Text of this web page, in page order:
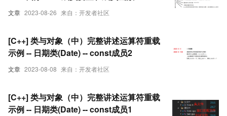
文章 2023-08-26 来自：开发者社区
文章 2023-08-08 来自：开发者社区
[C++] 类与对象（中）完整讲述运算符重载
示例 -- 日期类(Date) -- const成员2
[C++] 类与对象（中）完整讲述运算符重载
示例 -- 日期类(Date) -- const成员1